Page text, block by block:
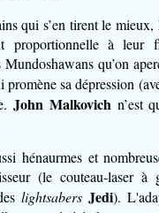
qui s’en tirent le mieux,
proportionnelle à leur
qu’on
promène sa dépression
John Malkovich n’est
hénaurmes et
(le couteau-laser
lightsabers Jedi).